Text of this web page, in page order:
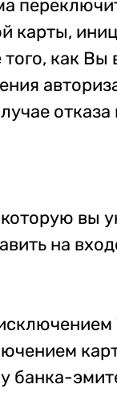
карты,
как
вы
на
банка-